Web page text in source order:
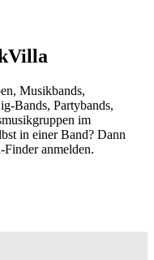
Musikbands,
Bands, Partybands,
im
in einer Band? Dann
anmelden.